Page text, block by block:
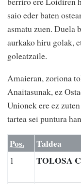
saio eder baten
asmatu zuen. Duela
aurkako hiru golak,
goleatzaile.
Amaieran, zoriona
Anaitasunak, ez
Unionek ere ez
tartea sei puntura
Pos. Taldea
1 TOLOSA